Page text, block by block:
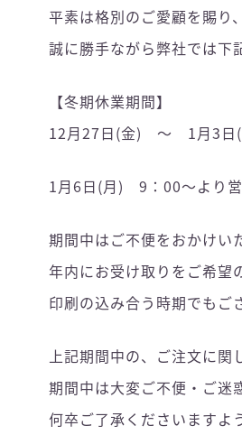
平素は格別のご愛顧を賜り
誠に勝手ながら弊社では下
【冬期休業期間】
12月27日(金) ～ 1月3日(
1月6日(月) 9：00～より
期間中はご不便をおかけい
年内にお受け取りをご希望
印刷の込み合う時期でもご
上記期間中の、ご注文に関
期間中は大変ご不便・ご迷
何卒ご了承くださいますよ